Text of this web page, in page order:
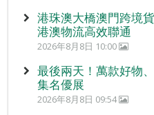
港珠澳大橋澳門跨境
港澳物流高效聯通
2026年8月8日 10:00
最後兩天！萬款好物
集名優展
2026年8月8日 09:54